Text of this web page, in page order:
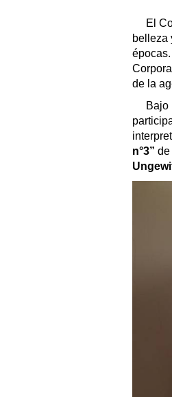
El
belleza
de la
Bajo
n°3” de